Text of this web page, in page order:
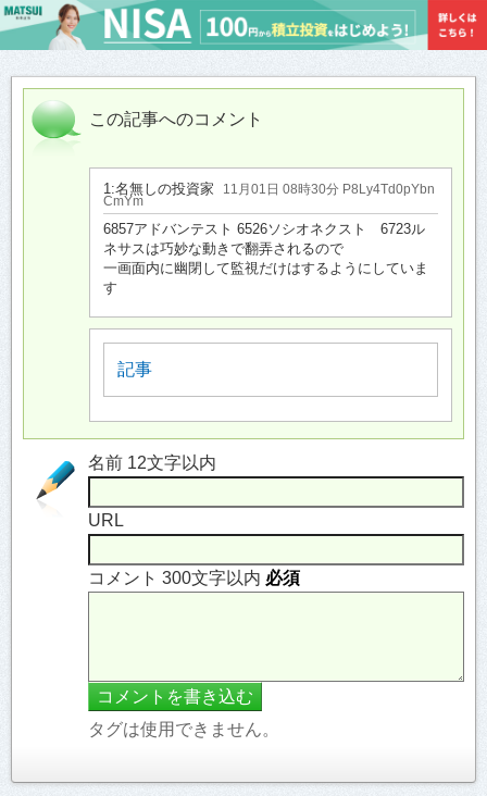
この記事へのコメント
1:名無しの投資家
11月01日 08時30分 P8Ly4Td0pYbn
CmYm
6857アドバンテスト 6526ソシオネクスト 6723ル
ネサスは巧妙な動きで翻弄されるので
一画面内に幽閉して監視だけはするようにしていま
す
記事
名前 12文字以内
URL
コメント 300文字以内 必須
タグは使用できません。